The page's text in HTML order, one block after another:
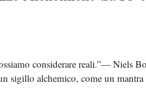
considerare reali.”— Niels
alchemico, come un